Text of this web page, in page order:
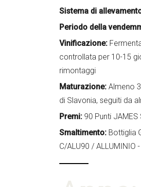
Sistema di
Periodo della
Vinificazione:
controllata per 10-15
rimontaggi
Maturazione: Almeno
di Slavonia, seguiti da
Premi: 90 Punti JAMES
Smaltimento: Bottiglia
C/ALU90 / ALLUMINIO